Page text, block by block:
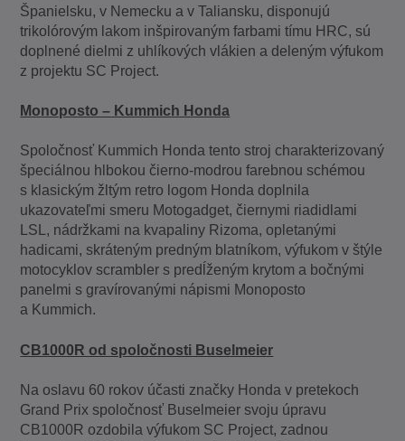
Španielsku, v Nemecku a v Taliansku, disponujú
trikolórovým lakom inšpirovaným farbami tímu HRC, sú
doplnené dielmi z uhlíkových vlákien a deleným výfukom
z projektu SC Project.
Monoposto – Kummich Honda
Spoločnosť Kummich Honda tento stroj charakterizovaný
špeciálnou hlbokou čierno-modrou farebnou schémou
s klasickým žltým retro logom Honda doplnila
ukazovateľmi smeru Motogadget, čiernymi riadidlami
LSL, nádržkami na kvapaliny Rizoma, opletanými
hadicami, skráteným predným blatníkom, výfukom v štýle
motocyklov scrambler s predĺženým krytom a bočnými
panelmi s gravírovanými nápismi Monoposto
a Kummich.
CB1000R od spoločnosti Buselmeier
Na oslavu 60 rokov účasti značky Honda v pretekoch
Grand Prix spoločnosť Buselmeier svoju úpravu
CB1000R ozdobila výfukom SC Project, zadnou